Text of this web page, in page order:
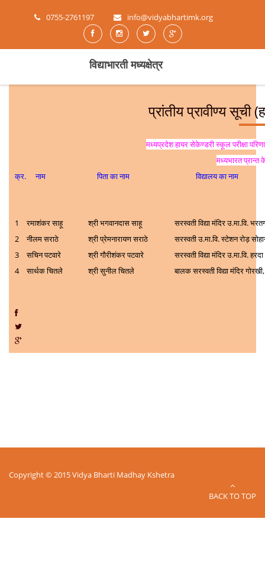
0755-2761197 info@vidyabhartimk.org
विद्याभारती मध्यक्षेत्र
प्रांतीय प्रावीण्य
मध्यप्रदेश हायर सेकेण्डरी स्कूल परीक्षा
मध्यभारत प्रान्त
क्र. नाम पिता का नाम विद्यालय का नाम
1 रमाशंकर साहू श्री भगवानदास साहू
सरस्वती विद्या मंदिर उ.मा.वि.
2
नीलम सराठे श्री प्रेमनारायण सराठे
सरस्वती उ.मा.वि. स्टेशन रोड़
3
सचिन पटवारे श्री गौरीशंकर पटवारे
सरस्वती विद्या मंदिर उ.मा.वि. हरदा
4
सार्थक चितले श्री सुनील चितले बालक सरस्वती विद्या मंदिर
Copyright © 2015 Vidya Bharti Madhay Kshetra
BACK TO TOP